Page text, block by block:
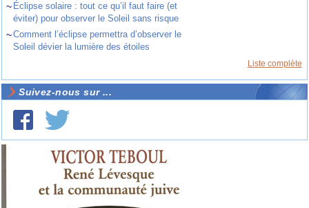
~ Éclipse solaire : tout ce qu’il faut faire (et
éviter) pour observer le Soleil sans risque
~Comment l’éclipse permettra d’observer le
Soleil dévier la lumière des étoiles
Liste complète
Suivez-nous sur ...